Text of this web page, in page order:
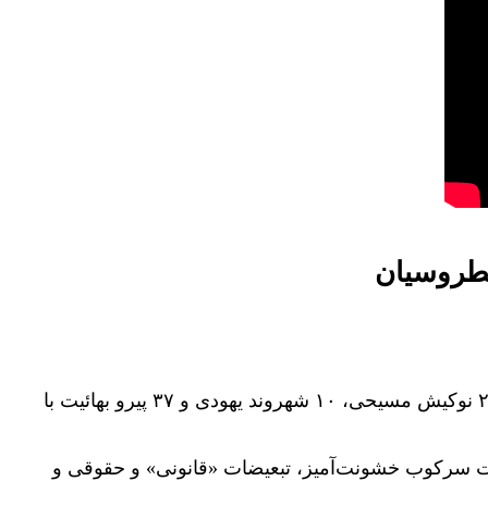
جمهوری اسلامی سرکوب شهروندان اقلیت‌های دینی را در پیامد جنگ دوازده روزه با اسرائیل افزایش داده است. تا کنون ۲۱ نوکیش مسیحی، ۱۰ شهروند یهودی و ۳۷ پیرو بهائیت با
سرکوب خشونت‌آمیز، تبعیضات «قانونی» و حقوقی و